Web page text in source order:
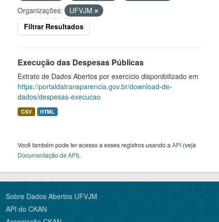
Organizações:
UFVJM
Filtrar Resultados
Execução das Despesas Públicas
Extrato de Dados Abertos por exercício disponibilizado em
https://portaldatransparencia.gov.br/download-de-
dados/despesas-execucao
CSV HTML
Você também pode ter acesso a esses registros usando a API (veja
Documentação da API).
Sobre Dados Abertos UFVJM
API do CKAN